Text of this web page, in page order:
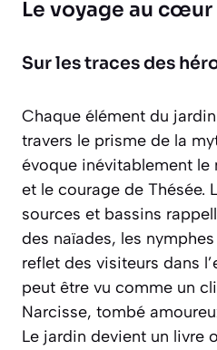
Le voyage au
Sur les traces des
Chaque élément du
travers le prisme de la
évoque inévitablement le
et le courage de Thésée.
sources et bassins
des naïades, les
reflet des visiteurs dans
peut être vu comme un
Narcisse, tombé
Le jardin devient un livre